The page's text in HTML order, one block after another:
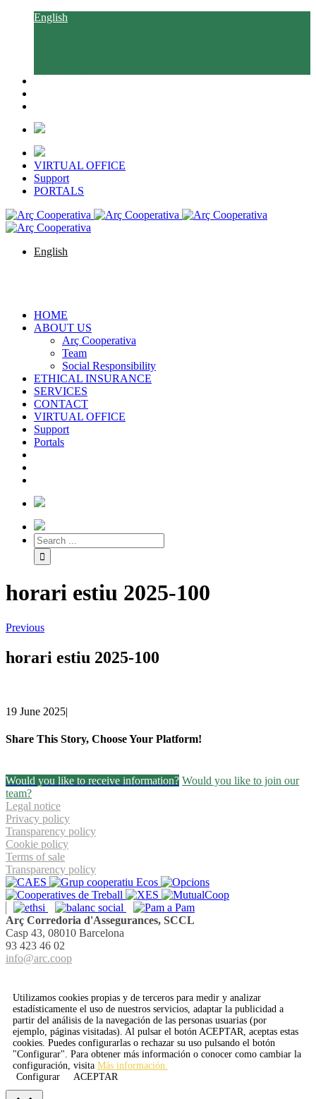
English
VIRTUAL OFFICE
Support
PORTALS
English
HOME
ABOUT US
Arç Cooperativa
Team
Social Responsibility
ETHICAL INSURANCE
SERVICES
CONTACT
VIRTUAL OFFICE
Support
Portals
horari estiu 2025-100
Previous
horari estiu 2025-100
19 June 2025|
Share This Story, Choose Your Platform!
Would you like to receive information? Would you like to join our
team?
Legal notice
Privacy policy
Transparency policy
Cookie policy
Terms of sale
Transparency policy
Arç Corredoria d'Assegurances, SCCL
Casp 43, 08010 Barcelona
93 423 46 02
info@arc.coop
Utilizamos cookies propias y de terceros para medir y analizar
estadísticamente el uso de nuestros servicios, adaptar la publicidad a
partir del análisis de la navegación de las personas usuarias (por
ejemplo, páginas visitadas). Al pulsar el botón ACEPTAR, aceptas estas
cookies. Puedes configurarlas o rechazar su uso pulsando el botón
"Configurar". Para obtener más información o conocer como cambiar la
configuración, visita Más información.
Configurar
ACEPTAR